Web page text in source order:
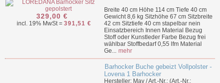
329,00 €
incl. 19% MwSt = 391,51 €
Breite 40 cm Höhe 114 cm Tiefe 40 cm
Gewicht 8,6 kg Sitzhöhe 67 cm Sitzbreite
42 cm Sitztiefe 40 cm stapelbar nein
Einsatzbereich Innen Material Bezug
Stoff oder Kunstleder Farbe Bezug frei
wählbar Stoffbedarf 0,55 lfm Material
Ge... mehr
Barhocker Buche gebeizt Vollpolster -
Lovena 1 Barhocker
Hersteller: May / Art.-Nr.: (Art.-Nr.: